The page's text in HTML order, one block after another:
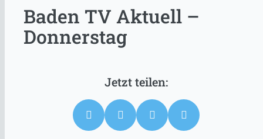
Baden TV Aktuell –
Donnerstag